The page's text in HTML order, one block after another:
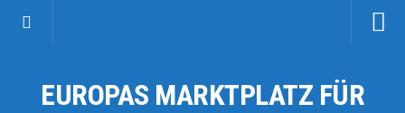
Kategorien
EUROPAS MARKTPLATZ FÜR